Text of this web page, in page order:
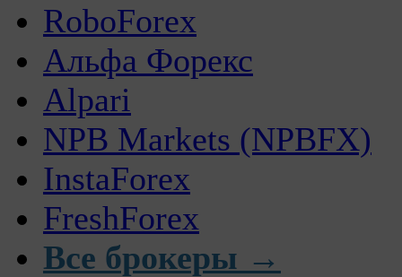
RoboForex
Альфа Форекс
Alpari
NPB Markets (NPBFX)
InstaForex
FreshForex
Все брокеры →